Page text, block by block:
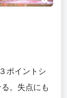
ポイントシ
。失点にも